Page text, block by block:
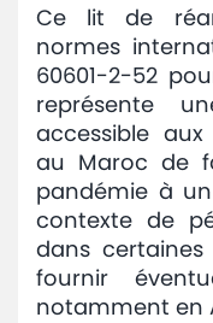
Ce lit de
normes
60601-2-52
représente
accessible
au Maroc de
pandémie à
contexte de
dans
fournir
notamment en